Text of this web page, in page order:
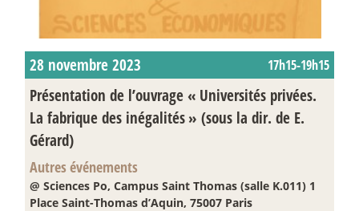
28 novembre 2023 17h15-19h15
Présentation de l’ouvrage « Universités privées.
La fabrique des inégalités» (sous la dir. de E.
Gérard)
Autres événements
@ Sciences Po, Campus Saint Thomas (salle K.011) 1
Place Saint-Thomas d’Aquin, 75007 Paris